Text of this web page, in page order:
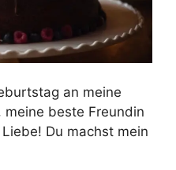
an meine
meine beste Freundin
Du machst mein